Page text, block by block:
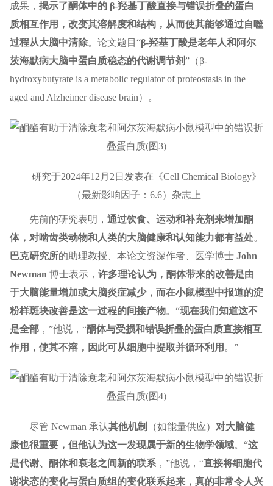
成果， 揭示了酮体中的 β-羟基丁酸直接与错误折叠的蛋白
质相互作用，改变其溶解度和结构，从而使其能够通过自噬
过程从大脑中清除。论文题目“β-羟基丁酸是老年人和阿尔
茨海默病大脑中蛋白质稳态的代谢调节剂”（β-
hydroxybutyrate is a metabolic regulator of proteostasis in the
aged and Alzheimer disease brain）。
研究于2024年12月2日发表在《Cell Chemical Biology》
（最新影响因子：6.6）杂志上
先前的研究表明， 通过饮食、运动和补充剂来增加酮
体，对啮齿类动物和人类的大脑健康和认知能力都有益处。
巴克研究所的助理教授、本论文资深作者、医学博士 John
Newman 博士表示， 许多理论认为，酮体带来的改善是由
于大脑能量增加或大脑炎症减少，而在小鼠模型中报道的淀
粉样斑块改善是这一过程的间接产物。“现在我们知道这不
是全部，”他说，“酮体与受损和错误折叠的蛋白质直接相互
作用，使其不溶，因此可从细胞中提取并循环利用 。”
尽管 Newman 承认其他机制 （如能量供应） 对大脑健
康也很重要，但他认为这一发现属于新的生物学领域。“这
是代谢、酮体和衰老之间新的联系，”他说，“直接将细胞代
谢状态的变化与蛋白质组的变化联系起来，真的非常令人兴